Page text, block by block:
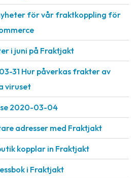
för vår fraktkoppling för
i juni på Fraktjakt
31 Hur påverkas frakter av
viruset
2020-03-04
adresser med Fraktjakt
kopplar in Fraktjakt
i Fraktjakt